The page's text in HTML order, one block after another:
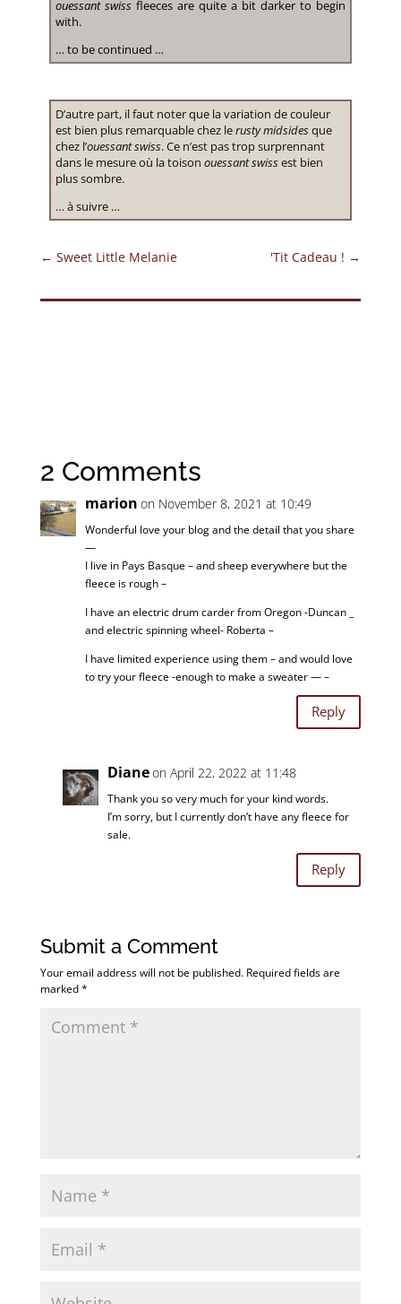
ouessant swissfleeces are quite a bit darker to begin
with.
… to be continued …
D’autre part, il faut noter que la variation de couleur
est bien plus remarquable chez lerusty midsidesque
chez l’ouessant swiss. Ce n’est pas trop surprennant
dans le mesure où la toison ouessant swissest bien
plus sombre.
… à suivre …
← Sweet Little Melanie 'Tit Cadeau ! →
2 Comments
marion on November 8, 2021 at 10:49
Wonderful love your blog and the detail that you share
—
I live in Pays Basque – and sheep everywhere but the
fleece is rough –
I have an electric drum carder from Oregon -Duncan _
and electric spinning wheel- Roberta –
I have limited experience using them – and would love
to try your fleece -enough to make a sweater — –
Reply
Dianeon April 22, 2022 at 11:48
Thank you so very much for your kind words.
I’m sorry, but I currently don’t have any fleece for
sale.
Reply
Submit a Comment
Your email address will not be published. Required fields are
marked*